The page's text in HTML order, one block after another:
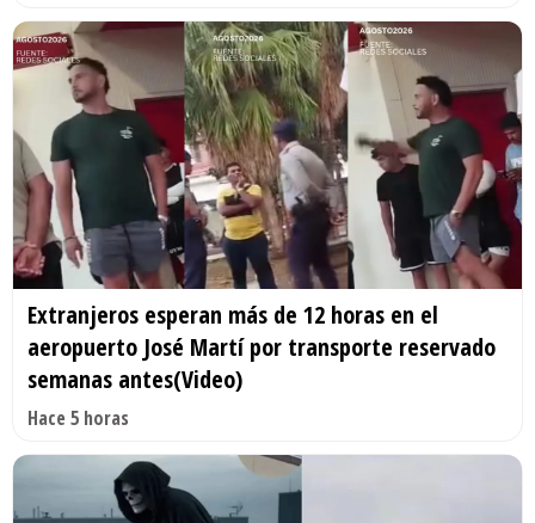
Extranjeros esperan más de 12 horas en el
aeropuerto José Martí por transporte reservado
semanas antes(Video)
Hace 5 horas